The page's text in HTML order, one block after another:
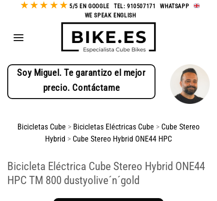
★★ ★ ★★ 5/5 EN GOOGLE TEL: 910507171 -WHATSAPP
WE SPEAK ENGLISH
Soy Miguel. Te garantizo el mejor
precio. Contáctame
Bicicletas Cube > Bicicletas Eléctricas Cube > Cube Stereo
Hybrid > Cube Stereo Hybrid ONE44 HPC
Bicicleta Eléctrica Cube Stereo Hybrid ONE44
HPC TM 800 dustyolive´n´gold